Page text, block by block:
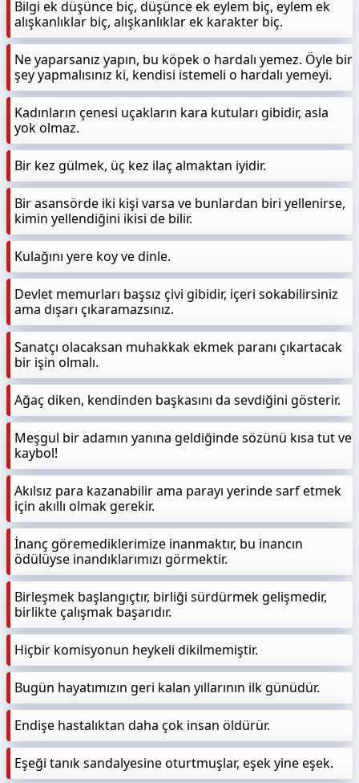
Bilgi ek düşünce biç, düşünce ek eylem biç, eylem ek
alışkanlıklar biç, alışkanlıklar ek karakter biç.
Ne yaparsanız yapın, bu köpek o hardalı yemez. Öyle bir
şey yapmalısınız ki, kendisi istemeli o hardalı yemeyi.
Kadınların çenesi uçakların kara kutuları gibidir, asla
yok olmaz.
Bir kez gülmek, üç kez ilaç almaktan iyidir.
Bir asansörde iki kişi varsa ve bunlardan biri yellenirse,
kimin yellendiğini ikisi de bilir.
Kulağını yere koy ve dinle.
Devlet memurları başsız çivi gibidir, içeri sokabilirsiniz
ama dışarı çıkaramazsınız.
Sanatçı olacaksan muhakkak ekmek paranı çıkartacak
bir işin olmalı.
Ağaç diken, kendinden başkasını da sevdiğini gösterir.
Meşgul bir adamın yanına geldiğinde sözünü kısa tut ve
kaybol!
Akılsız para kazanabilir ama parayı yerinde sarf etmek
için akıllı olmak gerekir.
İnanç göremediklerimize inanmaktır, bu inancın
ödülüyse inandıklarımızı görmektir.
Birleşmek başlangıçtır, birliği sürdürmek gelişmedir,
birlikte çalışmak başarıdır.
Hiçbir komisyonun heykeli dikilmemiştir.
Bugün hayatımızın geri kalan yıllarının ilk günüdür.
Endişe hastalıktan daha çok insan öldürür.
Eşeği tanık sandalyesine oturtmuşlar, eşek yine eşek.